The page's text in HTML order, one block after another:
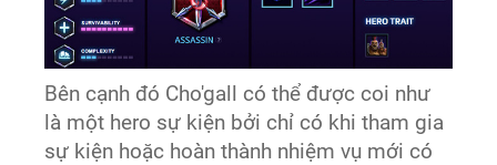
Bên cạnh đó Cho'gall có thể được coi như
là một hero sự kiện bởi chỉ có khi tham gia
sự kiện hoặc hoàn thành nhiệm vụ mới có